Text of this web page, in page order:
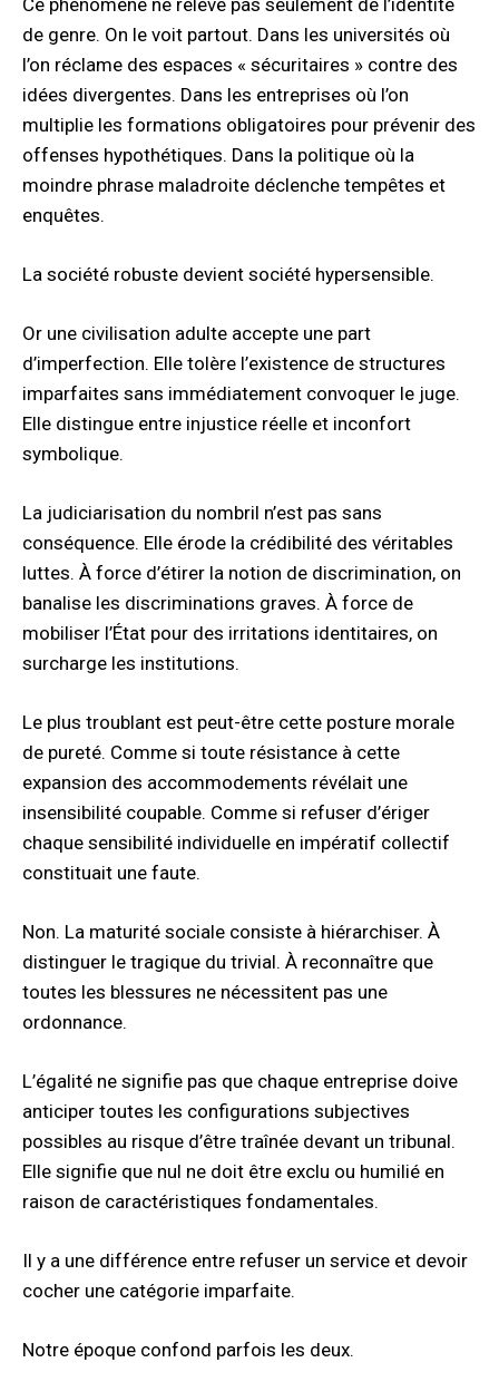
de genre. On le voit partout. Dans les universités où
l’on réclame des espaces « sécuritaires » contre des
idées divergentes. Dans les entreprises où l’on
multiplie les formations obligatoires pour prévenir des
offenses hypothétiques. Dans la politique où la
moindre phrase maladroite déclenche tempêtes et
enquêtes.
La société robuste devient société hypersensible.
Or une civilisation adulte accepte une part
d’imperfection. Elle tolère l’existence de structures
imparfaites sans immédiatement convoquer le juge.
Elle distingue entre injustice réelle et inconfort
symbolique.
La judiciarisation du nombril n’est pas sans
conséquence. Elle érode la crédibilité des véritables
luttes. À force d’étirer la notion de discrimination, on
banalise les discriminations graves. À force de
mobiliser l’État pour des irritations identitaires, on
surcharge les institutions.
Le plus troublant est peut-être cette posture morale
de pureté. Comme si toute résistance à cette
expansion des accommodements révélait une
insensibilité coupable. Comme si refuser d’ériger
chaque sensibilité individuelle en impératif collectif
constituait une faute.
Non. La maturité sociale consiste à hiérarchiser. À
distinguer le tragique du trivial. À reconnaître que
toutes les blessures ne nécessitent pas une
ordonnance.
L’égalité ne signifie pas que chaque entreprise doive
anticiper toutes les configurations subjectives
possibles au risque d’être traînée devant un tribunal.
Elle signifie que nul ne doit être exclu ou humilié en
raison de caractéristiques fondamentales.
Il y a une différence entre refuser un service et devoir
cocher une catégorie imparfaite.
Notre époque confond parfois les deux.